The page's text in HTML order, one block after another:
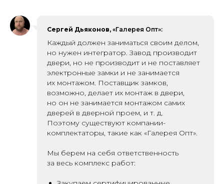
Сергей Дьяконов, «Галерея Опт»:
Каждый должен заниматься своим делом,
но нужен интегратор. Завод производит
двери, но не производит и не поставляет
электронные замки и не занимается
их монтажом. Поставщик замков,
возможно, делает их монтаж в двери,
но он не занимается монтажом самих
дверей в дверной проем, и т. д.
Поэтому существуют компании-
комплектаторы, такие как «Галерея Опт».
Мы берем на себя ответственность
за весь комплекс работ: